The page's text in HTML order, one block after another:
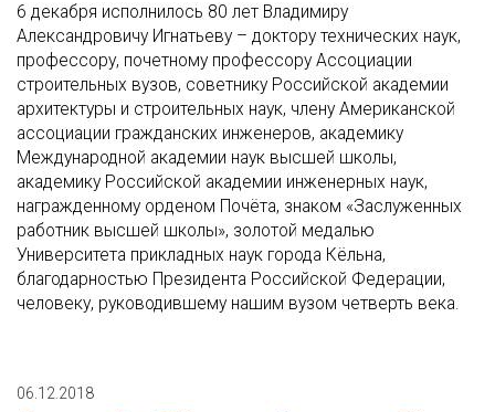
6 декабря исполнилось 80 лет Владимиру
Александровичу Игнатьеву – доктору технических наук,
профессору, почетному профессору Ассоциации
строительных вузов, советнику Российской академии
архитектуры и строительных наук, члену Американской
ассоциации гражданских инженеров, академику
Международной академии наук высшей школы,
академику Российской академии инженерных наук,
награжденному орденом Почёта, знаком «Заслуженных
работник высшей школы», золотой медалью
Университета прикладных наук города Кёльна,
благодарностью Президента Российской Федерации,
человеку, руководившему нашим вузом четверть века.
06.12.2018